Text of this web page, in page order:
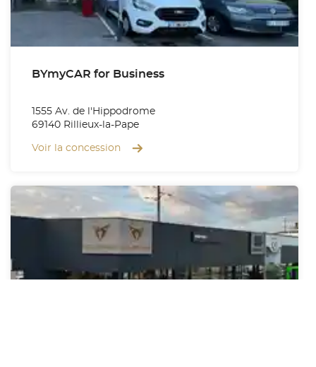
BYmyCAR for Business
1555 Av. de l'Hippodrome
69140 Rillieux-la-Pape
Voir la concession